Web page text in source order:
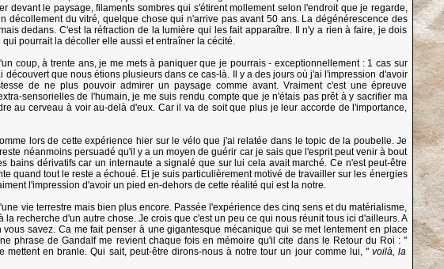
le paysage, filaments sombres qui s'étirent mollement selon l'endroit que je regarde,
décollement du vitré, quelque chose qui n'arrive pas avant 50 ans. La dégénérescence des
dedans. C'est la réfraction de la lumière qui les fait apparaître. Il n'y a rien à faire, je dois
pourrait la décoller elle aussi et entraîner la cécité.
coup, à trente ans, je me mets à paniquer que je pourrais - exceptionnellement : 1 cas sur
que nous étions plusieurs dans ce cas-là. Il y a des jours où j'ai l'impression d'avoir
de ne plus pouvoir admirer un paysage comme avant. Vraiment c'est une épreuve
sensorielles de l'humain, je me suis rendu compte que je n'étais pas prêt à y sacrifier ma
au cerveau à voir au-delà d'eux. Car il va de soit que plus je leur accorde de l'importance,
lors de cette expérience hier sur le vélo que j'ai relatée dans le topic de la poubelle. Je
néanmoins persuadé qu'il y a un moyen de guérir car je sais que l'esprit peut venir à bout
dérivatifs car un internaute a signalé que sur lui cela avait marché. Ce n'est peut-être
quand tout le reste a échoué. Et je suis particulièrement motivé de travailler sur les énergies
l'impression d'avoir un pied en-dehors de cette réalité qui est la notre.
vie terrestre mais bien plus encore. Passée l'expérience des cinq sens et du matérialisme,
recherche d'un autre chose. Je crois que c'est un peu ce qui nous réunit tous ici d'ailleurs. A
savez. Ca me fait penser à une gigantesque mécanique qui se met lentement en place
phrase de Gandalf me revient chaque fois en mémoire qu'il cite dans le Retour du Roi : "
mettent en branle. Qui sait, peut-être dirons-nous à notre tour un jour comme lui, " voilà, la